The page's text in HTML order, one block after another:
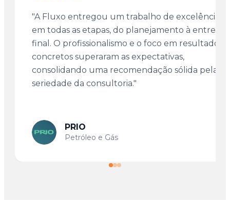
"A Fluxo entregou um trabalho de excelência
em todas as etapas, do planejamento à entrega
final. O profissionalismo e o foco em resultados
concretos superaram as expectativas,
consolidando uma recomendação sólida pela
seriedade da consultoria."
PRIO
Petróleo e Gás